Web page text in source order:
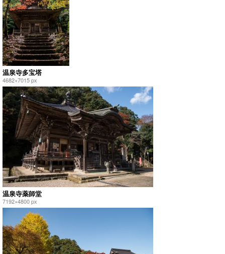
温泉寺多宝塔
4682×7015 px
温泉寺薬師堂
7192×4800 px